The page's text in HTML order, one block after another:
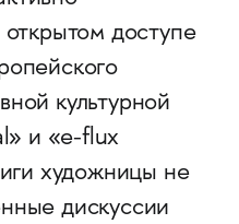
открытом доступе
культурной
и «e-flux
художницы не
дискуссии